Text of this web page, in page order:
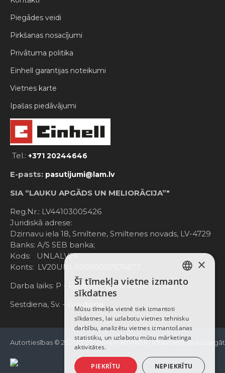
Piegādes veidi
Pirkšanas nosacījumi
Privātuma politika
Einhell garantijas noteikumi
Vietnes karte
Ipašas piedāvājumi
Tel.: +371 20244646
E-pasts: pasutijumi@lam.lv
SIA “LAUKU APGĀDS UN MELIORĀCIJA”"
Reg.Nr.: LV44103005426
Juridiskā adrese:
Dzirnavu iela 18, Smiltene, Smiltenes novads, LV-4729
Banks: A/S SEB banka;
Kods: UNLALV2X
Konts: LV20UNLA0050007676877
Darba laiks: P - Pk. 8:00 - 12:00; 13:00 - 17:00
Sestdiena, Sv. - Brīvdiena
Autortiesības © 2021-2025, www.e-einhell.lv, Visas tiesības
LATVIAN
ENGLISH
×
Šī tīmekļa vietne izmanto
sīkdatnes
Mūsu tīmekļa vietnē tiek izmantoti
sīkdatnes, lai uzlabotu vietnes tehnisku
darbību, analizētu vietnes izmantošanas
statistiku, un uzlabotu mūsu mārketinga
aktivitātes.
PIEKRĪTU NEPIEKRĪTU